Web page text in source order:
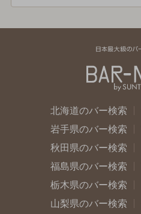
北海道のバー検索
岩手県のバー検索
秋田県のバー検索
福島県のバー検索
栃木県のバー検索
山梨県のバー検索